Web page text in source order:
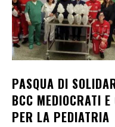
PASQUA DI
BCC MEDIOCRATI
PER LA PEDIATRIA